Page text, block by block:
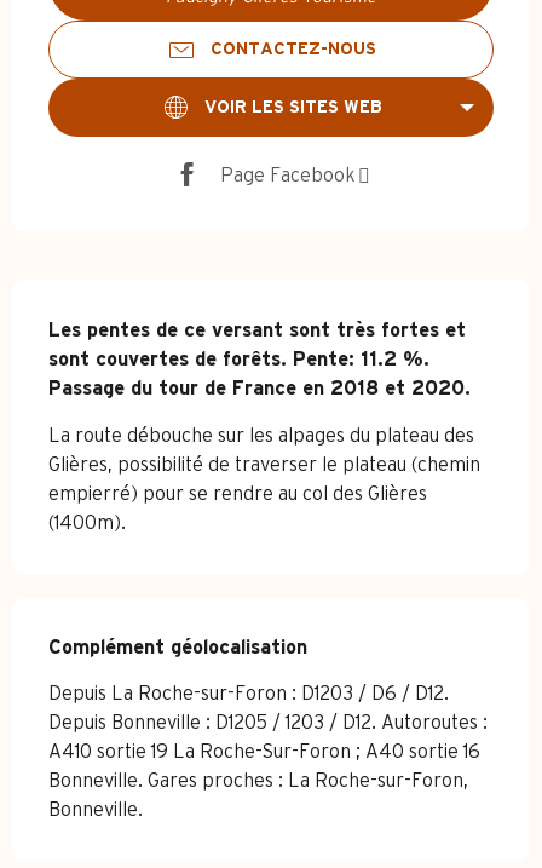
CONTACTEZ-NOUS
VOIR LES SITES WEB
Page Facebook
Description
Les pentes de ce versant sont très fortes et
sont couvertes de forêts. Pente: 11.2 %.
Passage du tour de France en 2018 et 2020.
La route débouche sur les alpages du plateau des
Glières, possibilité de traverser le plateau (chemin
empierré) pour se rendre au col des Glières
(1400m).
Complément géolocalisation
Complément géolocalisation
Depuis La Roche-sur-Foron : D1203 / D6 / D12.
Depuis Bonneville : D1205 / 1203 / D12. Autoroutes :
A410 sortie 19 La Roche-Sur-Foron ; A40 sortie 16
Bonneville. Gares proches : La Roche-sur-Foron,
Bonneville.